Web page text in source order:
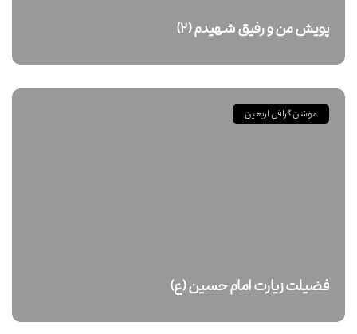
پویش من و رفیق شهیدم (۲)
موشن گرافی اربعین
فضیلت زیارت امام حسین (ع)